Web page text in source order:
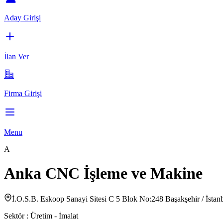
Aday Girişi
İlan Ver
Firma Girişi
Menu
A
Anka CNC İşleme ve Makine
İ.O.S.B. Eskoop Sanayi Sitesi C 5 Blok No:248 Başakşehir /
Sektör : Üretim - İmalat